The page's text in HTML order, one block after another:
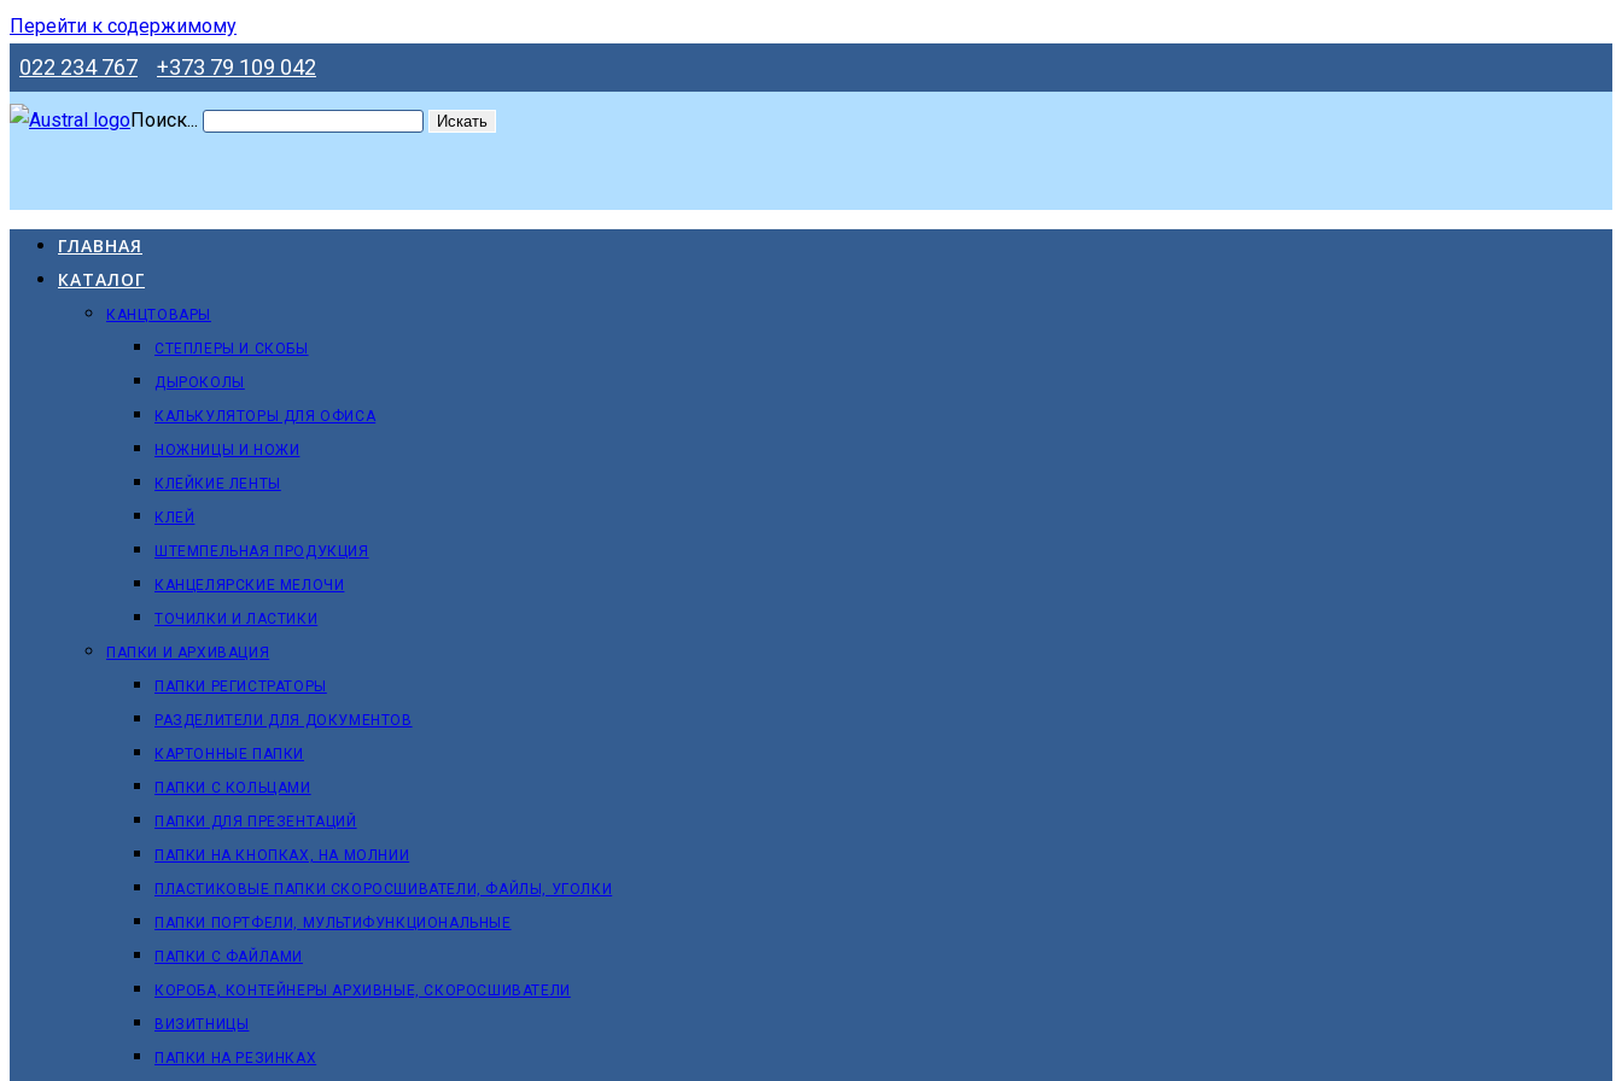
Перейти к содержимому
022 234 767 +373 79 109 042
Поиск... Искать
ГЛАВНАЯ
КАТАЛОГ
КАНЦТОВАРЫ
СТЕПЛЕРЫ И СКОБЫ
ДЫРОКОЛЫ
КАЛЬКУЛЯТОРЫ ДЛЯ ОФИСА
НОЖНИЦЫ И НОЖИ
КЛЕЙКИЕ ЛЕНТЫ
КЛЕЙ
ШТЕМПЕЛЬНАЯ ПРОДУКЦИЯ
КАНЦЕЛЯРСКИЕ МЕЛОЧИ
ТОЧИЛКИ И ЛАСТИКИ
ПАПКИ И АРХИВАЦИЯ
ПАПКИ РЕГИСТРАТОРЫ
РАЗДЕЛИТЕЛИ ДЛЯ ДОКУМЕНТОВ
КАРТОННЫЕ ПАПКИ
ПАПКИ С КОЛЬЦАМИ
ПАПКИ ДЛЯ ПРЕЗЕНТАЦИЙ
ПАПКИ НА КНОПКАХ, НА МОЛНИИ
ПЛАСТИКОВЫЕ ПАПКИ СКОРОСШИВАТЕЛИ, ФАЙЛЫ, УГОЛКИ
ПАПКИ ПОРТФЕЛИ, МУЛЬТИФУНКЦИОНАЛЬНЫЕ
ПАПКИ С ФАЙЛАМИ
КОРОБА, КОНТЕЙНЕРЫ АРХИВНЫЕ, СКОРОСШИВАТЕЛИ
ВИЗИТНИЦЫ
ПАПКИ НА РЕЗИНКАХ